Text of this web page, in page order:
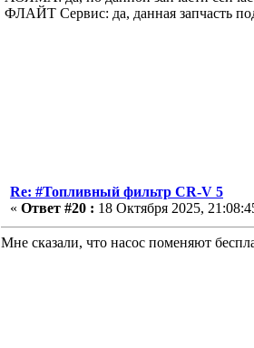
ФЛАЙТ Сервис: да, данная запчасть
Re: #Топливный фильтр CR-V 5
« Ответ #20 : 18 Октября 2025,
Мне сказали, что насос поменяют